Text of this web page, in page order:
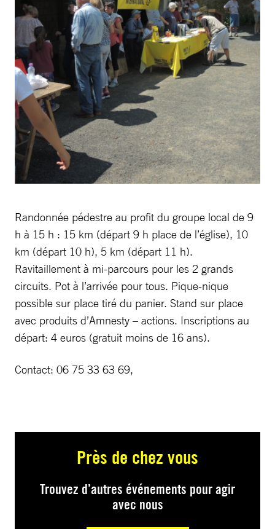
Randonnée pédestre au profit du groupe local de 9
h à 15 h : 15 km (départ 9 h place de l’église), 10
km (départ 10 h), 5 km (départ 11 h).
Ravitaillement à mi-parcours pour les 2 grands
circuits. Pot à l’arrivée pour tous. Pique-nique
possible sur place tiré du panier. Stand sur place
avec produits d’Amnesty – actions. Inscriptions au
départ: 4 euros (gratuit moins de 16 ans).
Contact: 06 75 33 63 69,
Près de chez vous
Trouvez d’autres événements pour agir
avec nous